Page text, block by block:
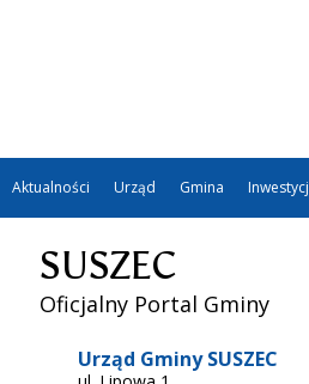
Aktualności Urząd Gmina
SUSZEC
Oficjalny Portal Gminy
Urząd Gminy SUSZEC